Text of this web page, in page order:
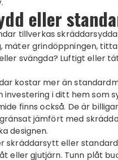
eller
tillverkas
mäter grindöppningen,
svängda? Luftigt eller
kostar mer än
investering i ditt hem som
finns också. De är
jämfört med
designen.
skräddarsytt eller
eller gjutjärn. Tunn plåt